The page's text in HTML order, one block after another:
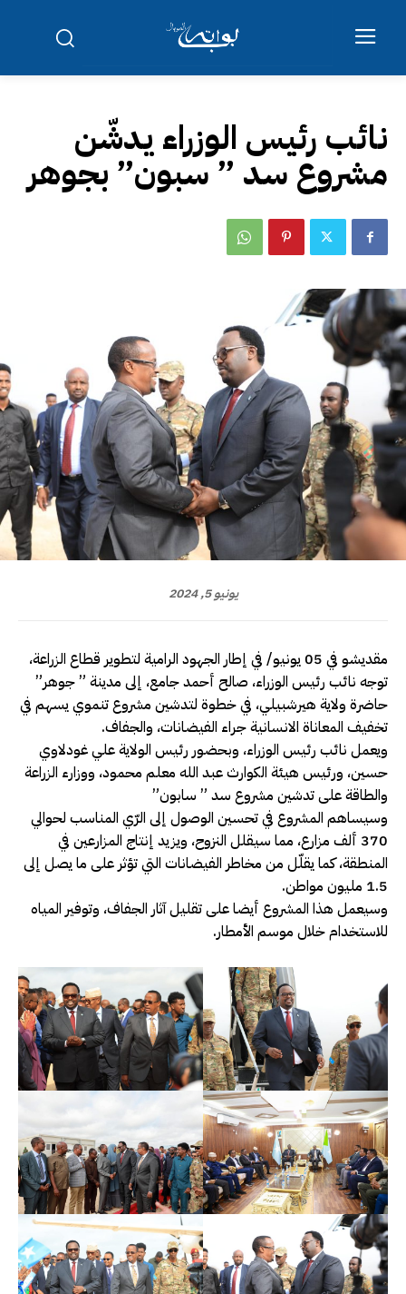
نائب رئيس الوزراء يدشّن
مشروع سد ” سبون” بجوهر
يونيو 5, 2024
مقديشو في 05 يونيو/ في إطار الجهود الرامية لتطوير قطاع الزراعة،
توجه نائب رئيس الوزراء، صالح أحمد جامع، إلى مدينة ” جوهر”
حاضرة ولاية هيرشبيلي، في خطوة لتدشين مشروع تنموي يسهم في
تخفيف المعاناة الانسانية جراء الفيضانات، والجفاف.
ويعمل نائب رئيس الوزراء، وبحضور رئيس الولاية علي غودلاوي
حسين، ورئيس هيئة الكوارث عبد الله معلم محمود، ووزارء الزراعة
والطاقة على تدشين مشروع سد ” سابون”
وسيساهم المشروع في تحسين الوصول إلى الرّي المناسب لحوالي
370 ألف مزارع، مما سيقلل النزوح، ويزيد إنتاج المزارعين في
المنطقة، كما يقلّل من مخاطر الفيضانات التي تؤثر على ما يصل إلى
1.5 مليون مواطن.
وسيعمل هذا المشروع أيضا على تقليل آثار الجفاف، وتوفير المياه
للاستخدام خلال موسم الأمطار.